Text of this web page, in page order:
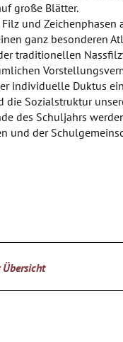
große Blätter.
und
ganz besonderen
traditionellen
individuelle Duktus
die Sozialstruktur
des Schuljahrs
und der